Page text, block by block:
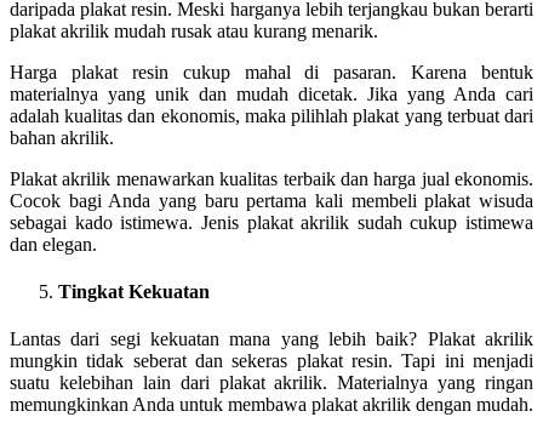
daripada plakat resin. Meski harganya lebih terjangkau bukan berarti
plakat akrilik mudah rusak atau kurang menarik.
Harga plakat resin cukup mahal di pasaran. Karena bentuk
materialnya yang unik dan mudah dicetak. Jika yang Anda cari
adalah kualitas dan ekonomis, maka pilihlah plakat yang terbuat dari
bahan akrilik.
Plakat akrilik menawarkan kualitas terbaik dan harga jual ekonomis.
Cocok bagi Anda yang baru pertama kali membeli plakat wisuda
sebagai kado istimewa. Jenis plakat akrilik sudah cukup istimewa
dan elegan.
Tingkat Kekuatan
Lantas dari segi kekuatan mana yang lebih baik? Plakat akrilik
mungkin tidak seberat dan sekeras plakat resin. Tapi ini menjadi
suatu kelebihan lain dari plakat akrilik. Materialnya yang ringan
memungkinkan Anda untuk membawa plakat akrilik dengan mudah.